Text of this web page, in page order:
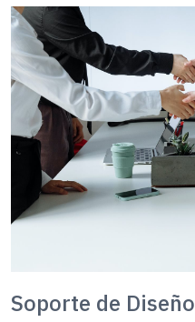
Soporte de Diseño